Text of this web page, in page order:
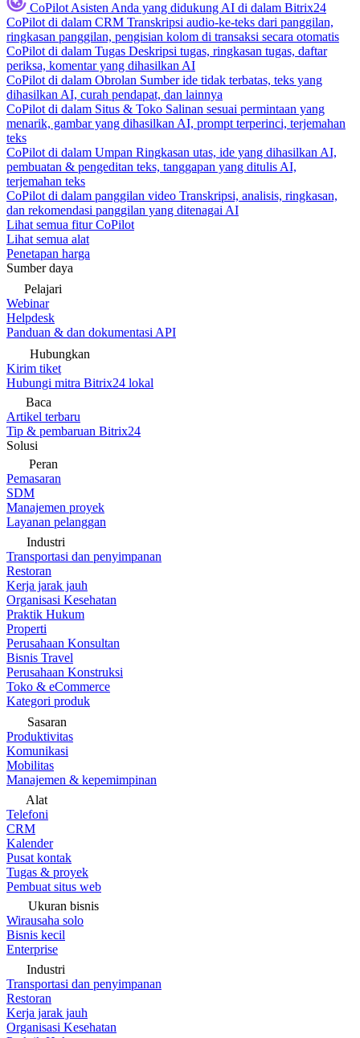
CoPilot Asisten Anda yang didukung AI di dalam Bitrix24
CoPilot di dalam CRM Transkripsi audio-ke-teks dari panggilan,
ringkasan panggilan, pengisian kolom di transaksi secara otomatis
CoPilot di dalam Tugas Deskripsi tugas, ringkasan tugas, daftar
periksa, komentar yang dihasilkan AI
CoPilot di dalam Obrolan Sumber ide tidak terbatas, teks yang
dihasilkan AI, curah pendapat, dan lainnya
CoPilot di dalam Situs & Toko Salinan sesuai permintaan yang
menarik, gambar yang dihasilkan AI, prompt terperinci, terjemahan
teks
CoPilot di dalam Umpan Ringkasan utas, ide yang dihasilkan AI,
pembuatan & pengeditan teks, tanggapan yang ditulis AI,
terjemahan teks
CoPilot di dalam panggilan video Transkripsi, analisis, ringkasan,
dan rekomendasi panggilan yang ditenagai AI
Lihat semua fitur CoPilot
Lihat semua alat
Penetapan harga
Sumber daya
Pelajari
Webinar
Helpdesk
Panduan & dan dokumentasi API
Hubungkan
Kirim tiket
Hubungi mitra Bitrix24 lokal
Baca
Artikel terbaru
Tip & pembaruan Bitrix24
Solusi
Peran
Pemasaran
SDM
Manajemen proyek
Layanan pelanggan
Industri
Transportasi dan penyimpanan
Restoran
Kerja jarak jauh
Organisasi Kesehatan
Praktik Hukum
Properti
Perusahaan Konsultan
Bisnis Travel
Perusahaan Konstruksi
Toko & eCommerce
Kategori produk
Sasaran
Produktivitas
Komunikasi
Mobilitas
Manajemen & kepemimpinan
Alat
Telefoni
CRM
Kalender
Pusat kontak
Tugas & proyek
Pembuat situs web
Ukuran bisnis
Wirausaha solo
Bisnis kecil
Enterprise
Industri
Transportasi dan penyimpanan
Restoran
Kerja jarak jauh
Organisasi Kesehatan